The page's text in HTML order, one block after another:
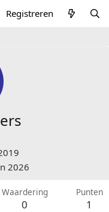
Registreren
2026
Waardering
0
Punten
1